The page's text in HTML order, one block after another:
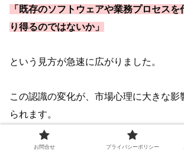
「既存のソフトウェアや業務プロセス
り得るのではないか」
という見方が急速に広がりました。
この認識の変化が、市場心理に大きな影
られます。
お問合せ プライバシーポリシー